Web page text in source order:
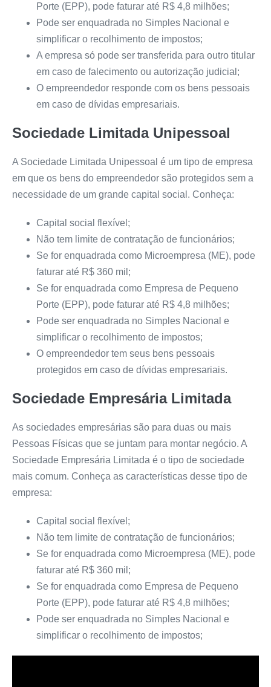
Porte (EPP), pode faturar até R$ 4,8 milhões;
Pode ser enquadrada no Simples Nacional e
simplificar o recolhimento de impostos;
A empresa só pode ser transferida para outro titular
em caso de falecimento ou autorização judicial;
O empreendedor responde com os bens pessoais
em caso de dívidas empresariais.
Sociedade Limitada Unipessoal
A Sociedade Limitada Unipessoal é um tipo de empresa
em que os bens do empreendedor são protegidos sem a
necessidade de um grande capital social. Conheça:
Capital social flexível;
Não tem limite de contratação de funcionários;
Se for enquadrada como Microempresa (ME), pode
faturar até R$ 360 mil;
Se for enquadrada como Empresa de Pequeno
Porte (EPP), pode faturar até R$ 4,8 milhões;
Pode ser enquadrada no Simples Nacional e
simplificar o recolhimento de impostos;
O empreendedor tem seus bens pessoais
protegidos em caso de dívidas empresariais.
Sociedade Empresária Limitada
As sociedades empresárias são para duas ou mais
Pessoas Físicas que se juntam para montar negócio. A
Sociedade Empresária Limitada é o tipo de sociedade
mais comum. Conheça as características desse tipo de
empresa:
Capital social flexível;
Não tem limite de contratação de funcionários;
Se for enquadrada como Microempresa (ME), pode
faturar até R$ 360 mil;
Se for enquadrada como Empresa de Pequeno
Porte (EPP), pode faturar até R$ 4,8 milhões;
Pode ser enquadrada no Simples Nacional e
simplificar o recolhimento de impostos;